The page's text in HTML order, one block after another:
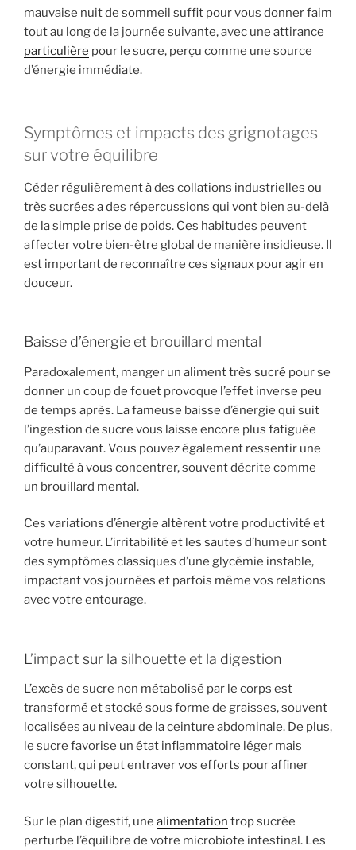
mauvaise nuit de sommeil suffit pour vous donner faim
tout au long de la journée suivante, avec une attirance
particulière pour le sucre, perçu comme une source
d’énergie immédiate.
Symptômes et impacts des grignotages
sur votre équilibre
Céder régulièrement à des collations industrielles ou
très sucrées a des répercussions qui vont bien au-delà
de la simple prise de poids. Ces habitudes peuvent
affecter votre bien-être global de manière insidieuse. Il
est important de reconnaître ces signaux pour agir en
douceur.
Baisse d’énergie et brouillard mental
Paradoxalement, manger un aliment très sucré pour se
donner un coup de fouet provoque l’effet inverse peu
de temps après. La fameuse baisse d’énergie qui suit
l’ingestion de sucre vous laisse encore plus fatiguée
qu’auparavant. Vous pouvez également ressentir une
difficulté à vous concentrer, souvent décrite comme
un brouillard mental.
Ces variations d’énergie altèrent votre productivité et
votre humeur. L’irritabilité et les sautes d’humeur sont
des symptômes classiques d’une glycémie instable,
impactant vos journées et parfois même vos relations
avec votre entourage.
L’impact sur la silhouette et la digestion
L’excès de sucre non métabolisé par le corps est
transformé et stocké sous forme de graisses, souvent
localisées au niveau de la ceinture abdominale. De plus,
le sucre favorise un état inflammatoire léger mais
constant, qui peut entraver vos efforts pour affiner
votre silhouette.
Sur le plan digestif, une alimentation trop sucrée
perturbe l’équilibre de votre microbiote intestinal. Les